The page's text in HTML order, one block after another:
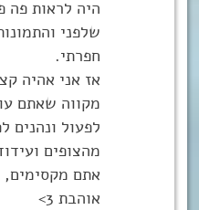
היה לראות פה
שלפני
חפרתי.
אז אני אהיה
מקווה שאתם
לפעול ונהנים
מהצופים
אתם מקסימים,
אוהבת 3>